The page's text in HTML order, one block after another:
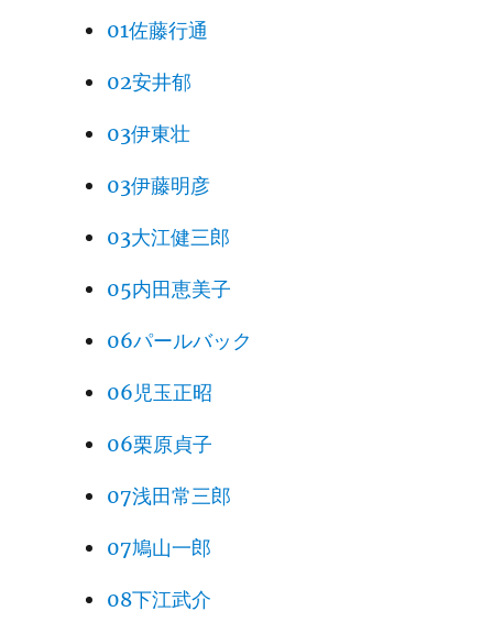
01佐藤行通
02安井郁
03伊東壮
03伊藤明彦
03大江健三郎
05内田恵美子
06パールバック
06児玉正昭
06栗原貞子
07浅田常三郎
07鳩山一郎
08下江武介